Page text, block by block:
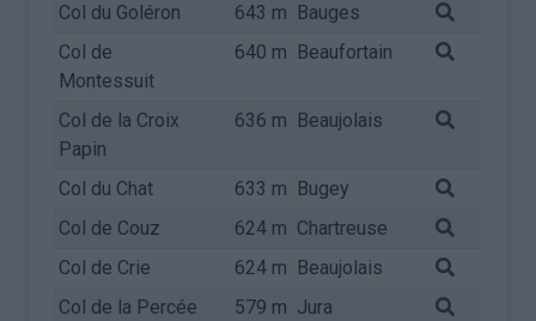
Col du Goléron 643 m Bauges
Col de
Montessuit
640 m Beaufortain
Col de la Croix
Papin
636 m Beaujolais
Col du Chat 633 m Bugey
Col de Couz
624 m Chartreuse
Col de Crie
624 m Beaujolais
Col de la Percée
579 m Jura